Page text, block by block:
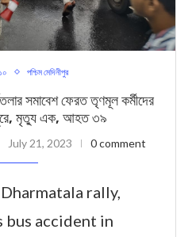
পশ্চিম মেদিনীপুর
সমাবেশ ফেরত তৃণমূল কর্মীদের
মৃত্যু এক, আহত ৩৯
July 21, 2023 0 comment
rally,
bus accident in